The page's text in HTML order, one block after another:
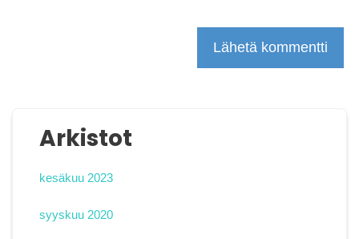
Arkistot
kesäkuu 2023
syyskuu 2020